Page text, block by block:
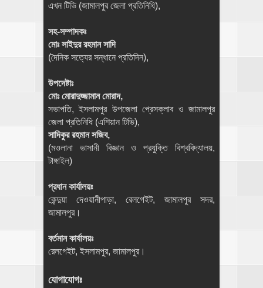
এখন টিভি (জামালপুর জেলা প্রতিনিধি),
সহ-সম্পাদকঃ
মোঃ সাইদুর রহমান সাদি
(দৈনিক সত্যের সন্ধানে প্রতিদিন),
উপদেষ্টাঃ
মোঃ মোরাদুজ্জামান মোরাদ,
সভাপতি, ইসলামপুর উপজেলা প্রেসক্লাব ও জামালপুর
জেলা প্রতিনিধি (এশিয়ান টিভি),
সাদিকুর রহমান সজিব,
(মওলানা ভাসানী বিজ্ঞান ও প্রযুক্তি বিশ্ববিদ্যালয়,
টাঙ্গাইল)
প্রধান কার্যালয়ঃ
কেন্দুয়া দেওয়ানীপাড়া, রেলগেইট, জামালপুর সদর,
জামালপুর।
বর্তমান কার্যালয়ঃ
রেলগেইট, ইসলামপুর, জামালপুর।
যোগাযোগঃ